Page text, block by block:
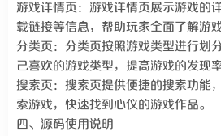
游戏详情页：游戏详情页展示游戏的
载链接等信息，帮助玩家全面了解游
分类页：分类页按照游戏类型进行划
己喜欢的游戏类型，提高游戏的发现率
搜索页：搜索页提供便捷的搜索功能
索游戏，快速找到心仪的游戏作品。
四、源码使用说明